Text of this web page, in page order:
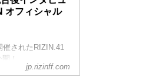
ョーク）
オフィシャル
されたRIZIN.41
！
jp.rizinff.com